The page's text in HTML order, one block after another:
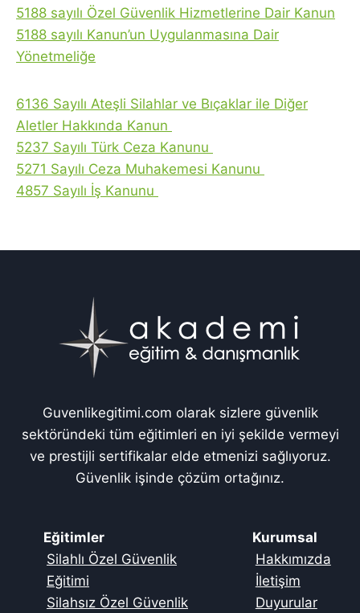
5188 sayılı Özel Güvenlik Hizmetlerine Dair Kanun
5188 sayılı Kanun’un Uygulanmasına Dair
Yönetmeliğe
6136 Sayılı Ateşli Silahlar ve Bıçaklar ile Diğer
Aletler Hakkında Kanun
5237 Sayılı Türk Ceza Kanunu
5271 Sayılı Ceza Muhakemesi Kanunu
4857 Sayılı İş Kanunu
Guvenlikegitimi.com olarak sizlere güvenlik
sektöründeki tüm eğitimleri en iyi şekilde vermeyi
ve prestijli sertifikalar elde etmenizi sağlıyoruz.
Güvenlik işinde çözüm ortağınız.
Eğitimler
Silahlı Özel Güvenlik
Eğitimi
Silahsız Özel Güvenlik
Kurumsal
Hakkımızda
İletişim
Duyurular